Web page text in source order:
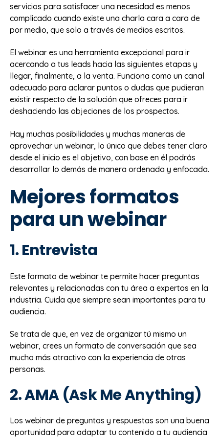
servicios para satisfacer una necesidad es menos
complicado cuando existe una charla cara a cara de
por medio, que solo a través de medios escritos.
El webinar es una herramienta excepcional para ir
acercando a tus leads hacia las siguientes etapas y
llegar, finalmente, a la venta. Funciona como un canal
adecuado para aclarar puntos o dudas que pudieran
existir respecto de la solución que ofreces para ir
deshaciendo las objeciones de los prospectos.
Hay muchas posibilidades y muchas maneras de
aprovechar un webinar, lo único que debes tener claro
desde el inicio es el objetivo, con base en él podrás
desarrollar lo demás de manera ordenada y enfocada.
Mejores formatos
para un webinar
1. Entrevista
Este formato de webinar te permite hacer preguntas
relevantes y relacionadas con tu área a expertos en la
industria. Cuida que siempre sean importantes para tu
audiencia.
Se trata de que, en vez de organizar tú mismo un
webinar, crees un formato de conversación que sea
mucho más atractivo con la experiencia de otras
personas.
2. AMA (Ask Me Anything)
Los webinar de preguntas y respuestas son una buena
oportunidad para adaptar tu contenido a tu audiencia